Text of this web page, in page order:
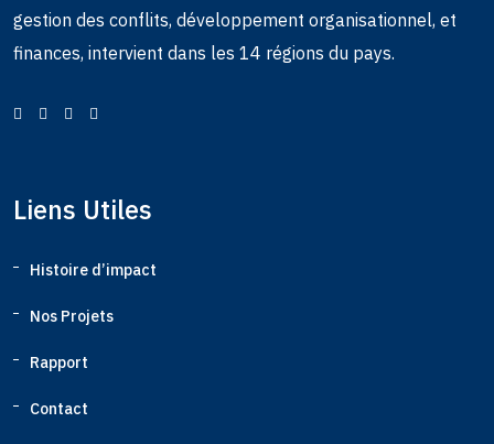
gestion des conflits, développement organisationnel, et
finances, intervient dans les 14 régions du pays.
Liens Utiles
Histoire d’impact
Nos Projets
Rapport
Contact